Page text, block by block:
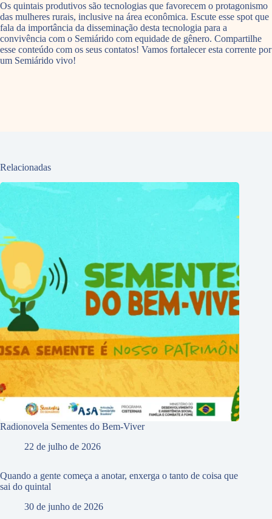
Os quintais produtivos são tecnologias que favorecem o protagonismo
das mulheres rurais, inclusive na área econômica. Escute esse spot que
fala da importância da disseminação desta tecnologia para a
convivência com o Semiárido com equidade de gênero. Compartilhe
esse conteúdo com os seus contatos! Vamos fortalecer esta corrente por
um Semiárido vivo!
Relacionadas
Radionovela Sementes do Bem-Viver
22 de julho de 2026
Quando a gente começa a anotar, enxerga o tanto de coisa que
sai do quintal
30 de junho de 2026